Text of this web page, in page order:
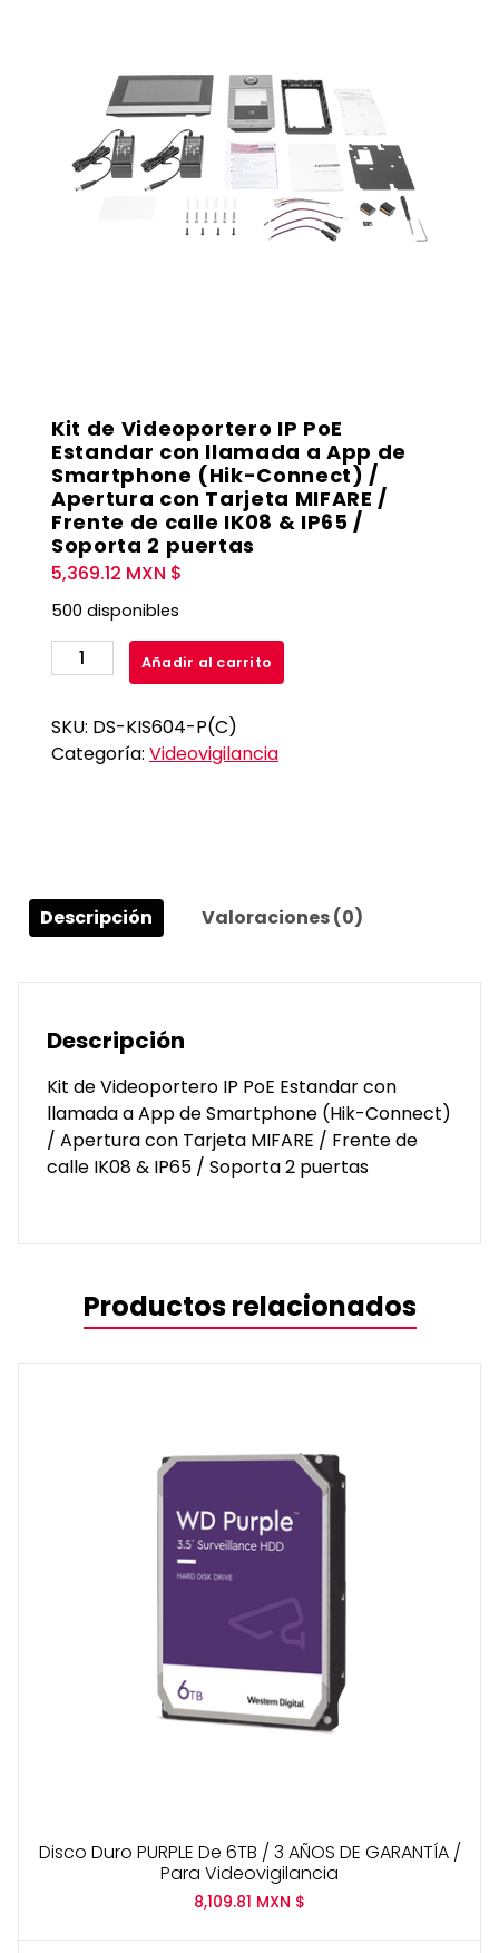
Kit de Videoportero IP PoE
Estandar con llamada a App de
Smartphone (Hik-Connect) /
Apertura con Tarjeta MIFARE /
Frente de calle IK08 & IP65 /
Soporta 2 puertas
5,369.12 MXN $
500 disponibles
de
IP
PoE
App
de
/
Apertura
con
Tarjeta
MIFARE
/
IP65
Añadir al carrito
SKU: DS-KIS604-P(C)
Categoría: Videovigilancia
Descripción Valoraciones (0)
Descripción
Kit de Videoportero IP PoE Estandar con
llamada a App de Smartphone (Hik-Connect)
/ Apertura con Tarjeta MIFARE / Frente de
calle IK08 & IP65 / Soporta 2 puertas
Productos relacionados
Disco Duro PURPLE De 6TB / 3 AÑOS DE GARANTÍA /
Para Videovigilancia
8,109.81 MXN $